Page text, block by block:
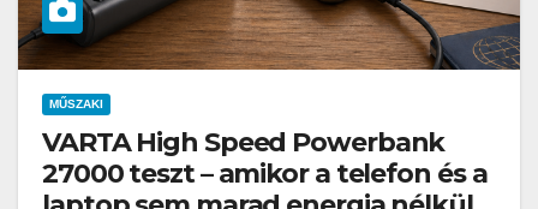
MŰSZAKI
VARTA High Speed Powerbank
27000 teszt – amikor a telefon és a